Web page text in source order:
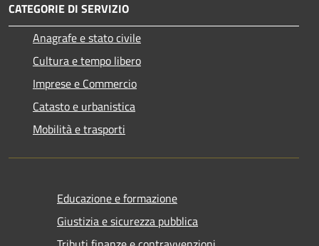
CATEGORIE DI SERVIZIO
Anagrafe e stato civile
Cultura e tempo libero
Imprese e Commercio
Catasto e urbanistica
Mobilità e trasporti
Educazione e formazione
Giustizia e sicurezza pubblica